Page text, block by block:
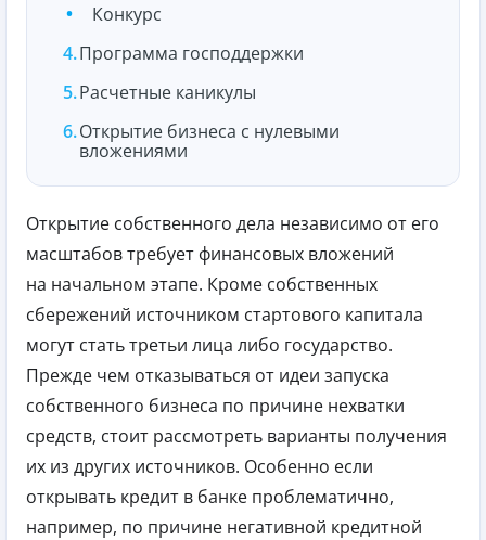
Конкурс
Программа господдержки
Расчетные каникулы
Открытие бизнеса с нулевыми
вложениями
Открытие собственного дела независимо от его
масштабов требует финансовых вложений
на начальном этапе. Кроме собственных
сбережений источником стартового капитала
могут стать третьи лица либо государство.
Прежде чем отказываться от идеи запуска
собственного бизнеса по причине нехватки
средств, стоит рассмотреть варианты получения
их из других источников. Особенно если
открывать кредит в банке проблематично,
например, по причине негативной кредитной